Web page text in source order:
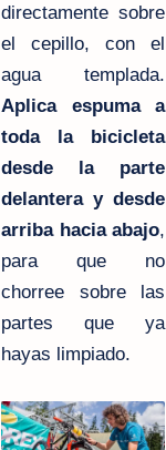
directamente sobre
el cepillo, con el
agua templada.
Aplica espuma a
toda la bicicleta
desde la parte
delantera y desde
arriba hacia abajo,
para que no
chorree sobre las
partes que ya
hayas limpiado.